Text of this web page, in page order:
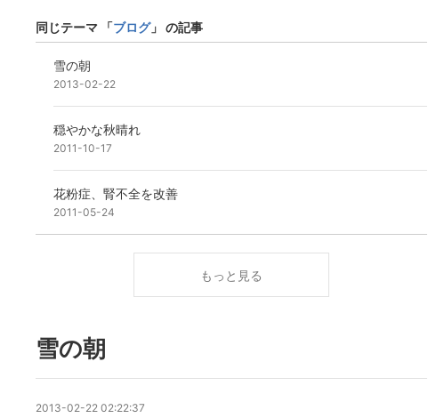
同じテーマ 「ブログ」 の記事
雪の朝
2013-02-22
穏やかな秋晴れ
2011-10-17
花粉症、腎不全を改善
2011-05-24
もっと見る
雪の朝
2013-02-22 02:22:37